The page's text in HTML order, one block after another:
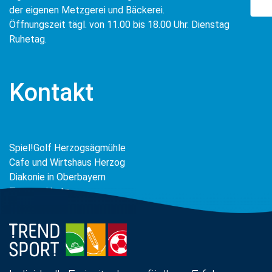
der eigenen Metzgerei und Bäckerei.
Öffnungszeit tägl. von 11.00 bis 18.00 Uhr. Dienstag
Ruhetag.
Kontakt
Spiel!Golf Herzogsägmühle
Cafe und Wirtshaus Herzog
Diakonie in Oberbayern
Torsten Hartz
86971 Peiting
Tel. 08861.219213
torsten.hartz@herzogsaegmuehle.de